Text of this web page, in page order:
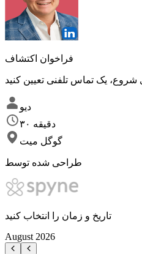
فراخوان اکتشاف
دیو
۳۰ دقیقه
گوگل میت
طراحی شده توسط
تاریخ و زمان را انتخاب کنید
August 2026